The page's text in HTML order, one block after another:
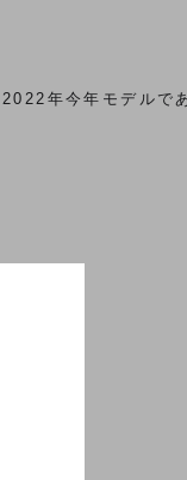
年今年モデルで